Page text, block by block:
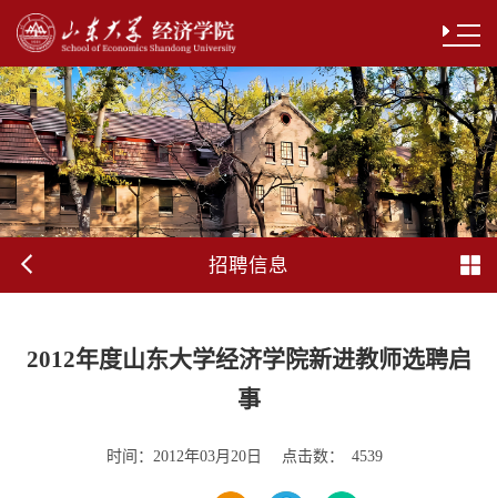
招聘信息
2012年度山东大学经济学院新进教师选聘启
事
时间： 2012年03月20日 点击数： 4539